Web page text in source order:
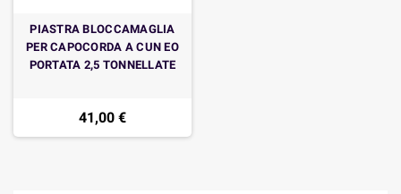
PIASTRA BLOCCAMAGLIA
PER CAPOCORDA A CUN EO
PORTATA 2,5 TONNELLATE
41,00 €